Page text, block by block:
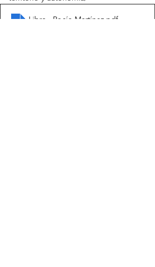
Libro - Rocío Martínez .pdf